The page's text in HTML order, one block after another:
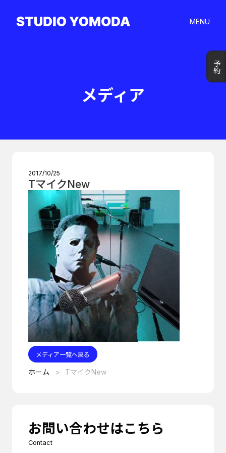
MENU
予約
予約
メディア
2017/10/25
TマイクNew
メディア一覧へ戻る
ホーム TマイクNew
お問い合わせはこちら
Contact